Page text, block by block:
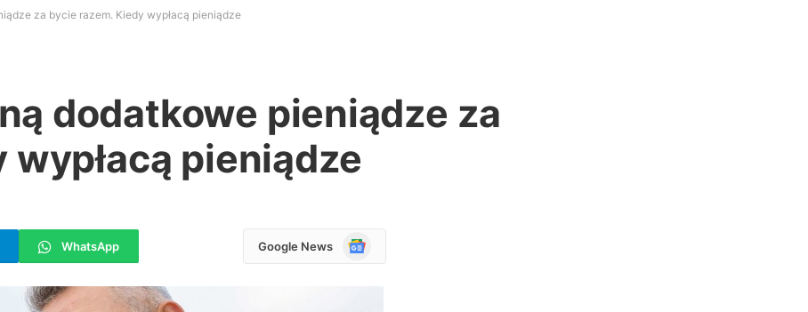
za bycie razem. Kiedy wypłacą pieniądze
dodatkowe pieniądze za
pieniądze
WhatsApp Google News
Google